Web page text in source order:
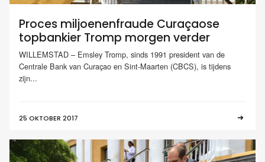
Proces miljoenenfraude Curaçaose
topbankier Tromp morgen verder
WILLEMSTAD – Emsley Tromp, sinds 1991 president van de
Centrale Bank van Curaçao en Sint-Maarten (CBCS), is tijdens
zijn...
25 OKTOBER 2017